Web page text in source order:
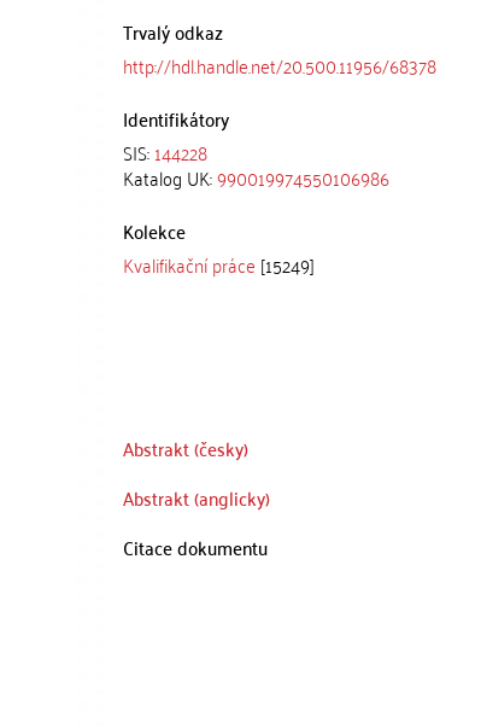
Trvalý odkaz
http://hdl.handle.net/20.500.11956/68378
Identifikátory
SIS:144228
Katalog UK:990019974550106986
Kolekce
Kvalifikační práce [15249]
Abstrakt (česky)
Abstrakt (anglicky)
Citace dokumentu